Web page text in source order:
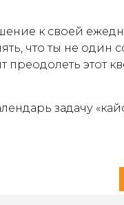
к своей
что ты не один
этот
задачу